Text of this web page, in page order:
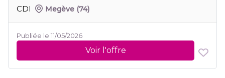
CDI Megève (74)
Publiée le 11/05/2026
Voir l'offre